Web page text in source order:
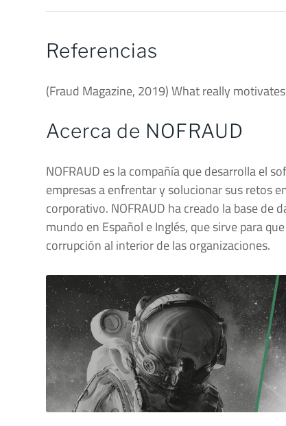
Referencias
(Fraud Magazine, 2019) What really
Acerca de NOFRAUD
NOFRAUD es la compañía que desarrolla el
empresas a enfrentar y solucionar sus retos
corporativo. NOFRAUD ha creado la base
mundo en Español e Inglés, que sirve para
corrupción al interior de las organizaciones.